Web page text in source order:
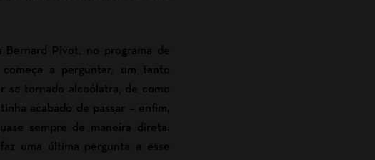
Pivot, no programa de
a perguntar, um tanto
se tornado alcoólatra, de como
acabado de passar – enfim,
sempre de maneira direta:
uma última pergunta a esse